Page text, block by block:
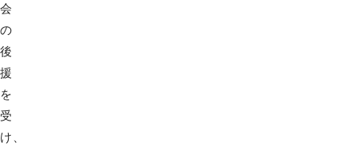
会
の
後
援
を
受
け、